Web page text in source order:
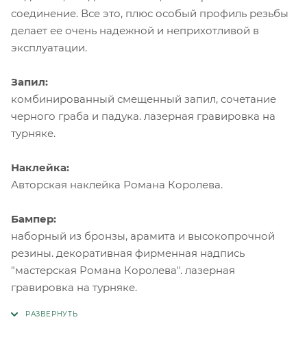
соединение. Все это, плюс особый профиль резьбы
делает ее очень надежной и неприхотливой в
эксплуатации.
Запил:
комбинированный смещенный запил, сочетание
черного граба и падука. лазерная гравировка на
турняке.
Наклейка:
Авторская наклейка Романа Королева.
Бампер:
наборный из бронзы, арамита и высокопрочной
резины. декоративная фирменная надпись
"мастерская Романа Королева". лазерная
гравировка на турняке.